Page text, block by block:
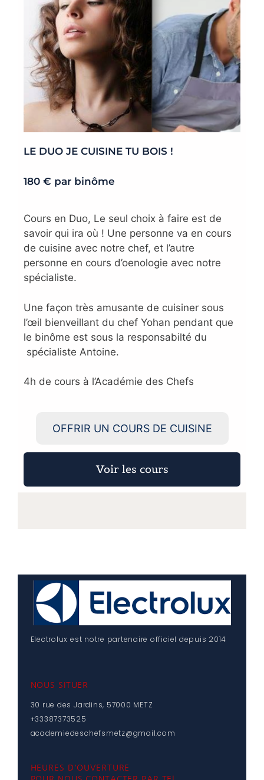
LE DUO JE CUISINE TU BOIS !
180 € par binôme
Cours en Duo, Le seul choix à faire est de
savoir qui ira où ! Une personne va en cours
de cuisine avec notre chef, et l’autre
personne en cours d’oenologie avec notre
spécialiste.
Une façon très amusante de cuisiner sous
l’œil bienveillant du chef Yohan pendant que
le binôme est sous la responsabilté du
spécialiste Antoine.
4h de cours à l’Académie des Chefs
OFFRIR UN COURS DE CUISINE
Voir les cours
Electrolux est notre partenaire officiel depuis 2014
NOUS SITUER
30 rue des Jardins, 57000 METZ
+33387373525
academiedeschefsmetz@gmail.com
HEURES D'OUVERTURE